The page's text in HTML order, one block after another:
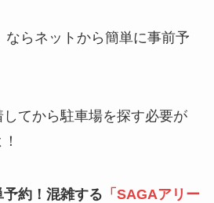
ならネットから簡単に事前予
てから駐車場を探す必要が
約！混雑する 「 SAGAアリー